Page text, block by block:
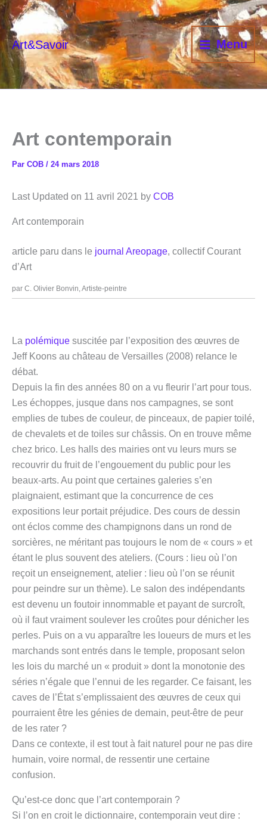
Aller
au
contenu
Art&Savoir Menu
Art contemporain
Par COB / 24 mars 2018
Last Updated on 11 avril 2021 by COB
Art contemporain
article paru dans le journal Areopage, collectif Courant
d’Art
par C. Olivier Bonvin, Artiste-peintre
La polémique suscitée par l’exposition des œuvres de
Jeff Koons au château de Versailles (2008) relance le
débat.
Depuis la fin des années 80 on a vu fleurir l’art pour tous.
Les échoppes, jusque dans nos campagnes, se sont
emplies de tubes de couleur, de pinceaux, de papier toilé,
de chevalets et de toiles sur châssis. On en trouve même
chez brico. Les halls des mairies ont vu leurs murs se
recouvrir du fruit de l’engouement du public pour les
beaux-arts. Au point que certaines galeries s’en
plaignaient, estimant que la concurrence de ces
expositions leur portait préjudice. Des cours de dessin
ont éclos comme des champignons dans un rond de
sorcières, ne méritant pas toujours le nom de « cours » et
étant le plus souvent des ateliers. (Cours : lieu où l’on
reçoit un enseignement, atelier : lieu où l’on se réunit
pour peindre sur un thème). Le salon des indépendants
est devenu un foutoir innommable et payant de surcroît,
où il faut vraiment soulever les croûtes pour dénicher les
perles. Puis on a vu apparaître les loueurs de murs et les
marchands sont entrés dans le temple, proposant selon
les lois du marché un « produit » dont la monotonie des
séries n’égale que l’ennui de les regarder. Ce faisant, les
caves de l’État s’emplissaient des œuvres de ceux qui
pourraient être les génies de demain, peut-être de peur
de les rater ?
Dans ce contexte, il est tout à fait naturel pour ne pas dire
humain, voire normal, de ressentir une certaine
confusion.
Qu’est-ce donc que l’art contemporain ?
Si l’on en croit le dictionnaire, contemporain veut dire :